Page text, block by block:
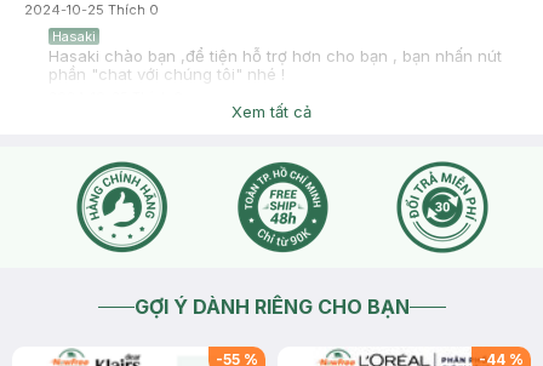
2024-10-25 Thích 0
Hasaki
Hasaki chào bạn ,để tiện hỗ trợ hơn cho bạn , bạn nhấn nút
phần "chat với chúng tôi" nhé !
Xem tất cả
GỢI Ý DÀNH RIÊNG CHO BẠN
-55 % -44 %